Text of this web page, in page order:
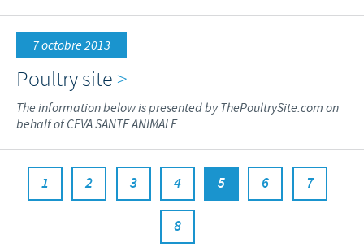
7 octobre 2013
Poultry site >
The information below is presented by ThePoultrySite.com on
behalf of CEVA SANTE ANIMALE.
1 2 3 4 5 6 7
8